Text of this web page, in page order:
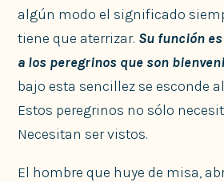
algún modo el significado
tiene que aterrizar. Su función
a los peregrinos que son
bajo esta sencillez se esconde
Estos peregrinos no sólo
Necesitan ser vistos.
El hombre que huye de misa,